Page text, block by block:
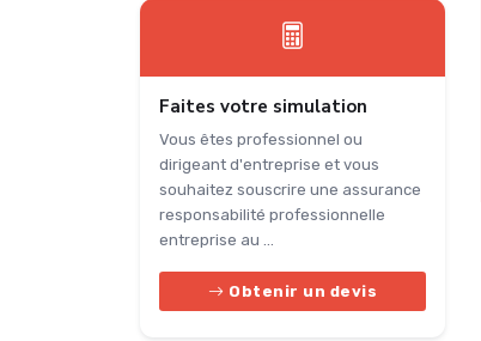
Faites votre simulation
Vous êtes professionnel ou
dirigeant d'entreprise et vous
souhaitez souscrire une assurance
responsabilité professionnelle
entreprise au ...
Obtenir un devis